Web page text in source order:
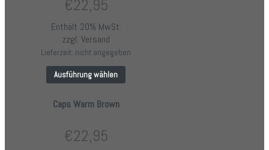
€22,95
Enthält 20% MwSt.
zzgl. Versand
Lieferzeit: nicht angegeben
Ausführung wählen
Caps Warm Brown
€22,95